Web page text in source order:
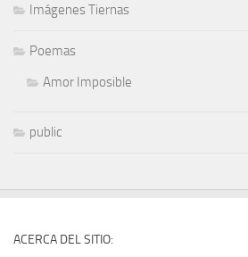
Imágenes Tiernas
Poemas
Amor Imposible
public
ACERCA DEL SITIO: